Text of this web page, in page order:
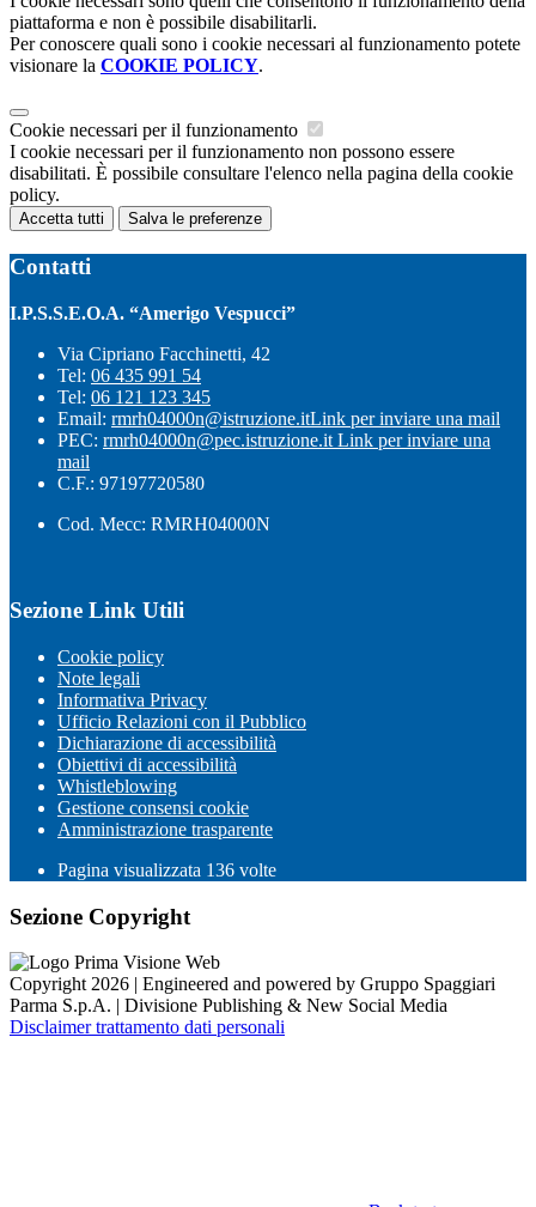
piattaforma e non è possibile disabilitarli.
Per conoscere quali sono i cookie necessari al funzionamento potete
visionare la COOKIE POLICY.
Cookie necessari per il funzionamento
I cookie necessari per il funzionamento non possono essere
disabilitati. È possibile consultare l'elenco nella pagina della cookie
policy.
Accetta tutti Salva le preferenze
Contatti
I.P.S.S.E.O.A. “Amerigo Vespucci”
Via Cipriano Facchinetti, 42
Tel: 06 435 991 54
Tel: 06 121 123 345
Email: rmrh04000n@istruzione.itLink per inviare una mail
PEC: rmrh04000n@pec.istruzione.it Link per inviare una
mail
C.F.: 97197720580
Cod. Mecc: RMRH04000N
Sezione Link Utili
Cookie policy
Note legali
Informativa Privacy
Ufficio Relazioni con il Pubblico
Dichiarazione di accessibilità
Obiettivi di accessibilità
Whistleblowing
Gestione consensi cookie
Amministrazione trasparente
Pagina visualizzata 136 volte
Sezione Copyright
Copyright 2026 | Engineered and powered by Gruppo Spaggiari
Parma S.p.A. | Divisione Publishing & New Social Media
Disclaimer trattamento dati personali